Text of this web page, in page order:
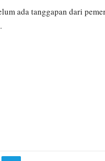
ada tanggapan dari